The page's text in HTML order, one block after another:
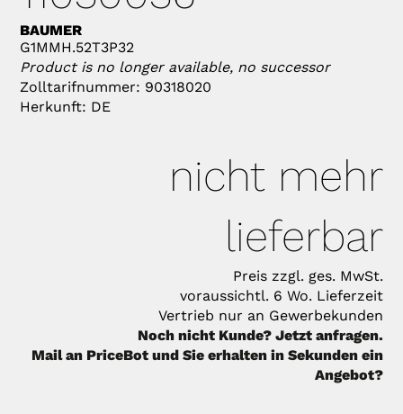
BAUMER
G1MMH.52T3P32
Product is no longer available, no successor
Zolltarifnummer: 90318020
Herkunft: DE
nicht mehr
lieferbar
Preis zzgl. ges. MwSt.
voraussichtl. 6 Wo. Lieferzeit
Vertrieb nur an Gewerbekunden
Noch nicht Kunde? Jetzt anfragen.
Mail an PriceBot und Sie erhalten in Sekunden ein
Angebot?